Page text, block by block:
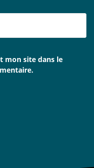
mon site dans le